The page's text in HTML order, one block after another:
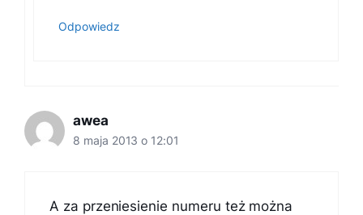
Odpowiedz
awea
8 maja 2013 o 12:01
A za przeniesienie numeru też można